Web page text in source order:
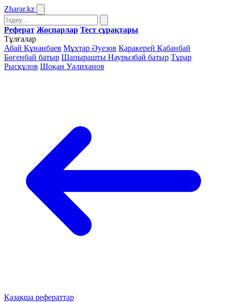
Zharar.kz
Реферат Жоспарлар Тест сұрақтары
Тұлғалар
Абай Құнанбаев Мұхтар Әуезов Қаракерей Қабанбай
Бөгенбай батыр Шапырашты Наурызбай батыр Тұрар
Рысқұлов Шоқан Уәлиханов
Қазақша рефераттар